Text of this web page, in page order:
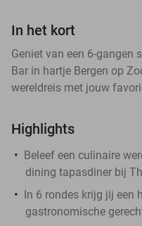
In het kort
Geniet van een 6-gangen
Bar in hartje Bergen op
wereldreis met jouw
Highlights
Beleef een culinaire
dining tapasdiner bij
In 6 rondes krijg jij een
gastronomische